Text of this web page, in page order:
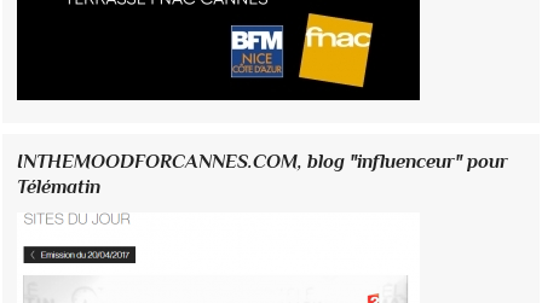
INTHEMOODFORCANNES.COM, blog "influenceur" pour
Télématin